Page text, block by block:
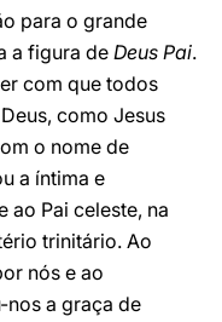
para o grande
a figura de Deus Pai.
com que todos
como Jesus
o nome de
a íntima e
ao Pai celeste, na
trinitário. Ao
nós e ao
nos a graça de